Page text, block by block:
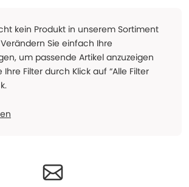
kein Produkt in unserem Sortiment
Sie einfach Ihre
um passende Artikel anzuzeigen
Ihre Filter durch Klick auf “Alle Filter